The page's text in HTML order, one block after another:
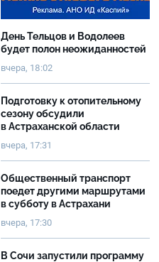
День Тельцов и Водолеев
будет полон неожиданностей
вчера, 18:02
Подготовку к отопительному
сезону обсудили
в Астраханской области
вчера, 17:31
Общественный транспорт
поедет другими маршрутами
в субботу в Астрахани
вчера, 17:30
В Сочи запустили программу